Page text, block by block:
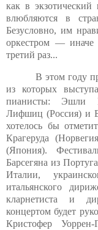
как в
влюбляются в
Безусловно, им
оркестром —
третий раз...
В этом году
из которых
пианисты: Эшли
Лифшиц (Россия) и
хотелось бы
Крагеруда
(Япония).
Барсегяна из
Италии,
итальянского
кларнетиста и
концертом будет
Кристофер